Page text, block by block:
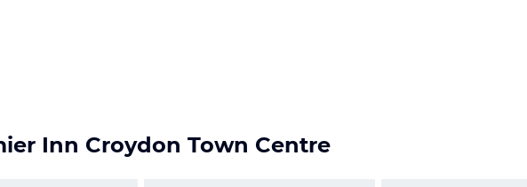
Inn Croydon Town Centre